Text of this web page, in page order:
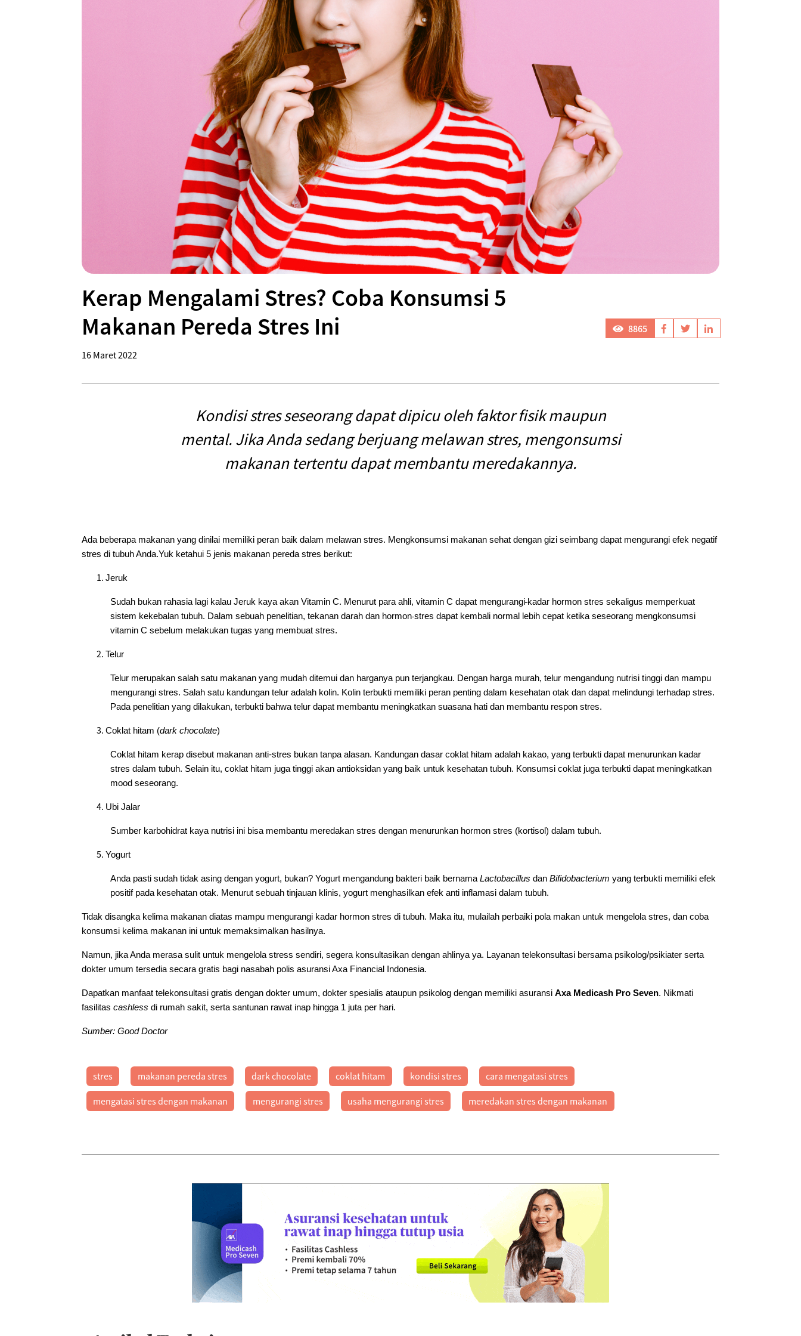
Kerap Mengalami Stres? Coba Konsumsi 5
Makanan Pereda Stres Ini
16 Maret 2022
8865
Kondisi stres seseorang dapat dipicu oleh faktor fisik maupun
mental. Jika Anda sedang berjuang melawan stres, mengonsumsi
makanan tertentu dapat membantu meredakannya.
Ada beberapa makanan yang dinilai memiliki peran baik dalam melawan stres. Mengkonsumsi makanan sehat dengan gizi seimbang dapat mengurangi efek negatif
stres di tubuh Anda.Yuk ketahui 5 jenis makanan pereda stres berikut:
Jeruk
Sudah bukan rahasia lagi kalau Jeruk kaya akan Vitamin C. Menurut para ahli, vitamin C dapat mengurangi kadar hormon stres sekaligus memperkuat
sistem kekebalan tubuh. Dalam sebuah penelitian, tekanan darah dan hormon stres dapat kembali normal lebih cepat ketika seseorang mengkonsumsi
vitamin C sebelum melakukan tugas yang membuat stres.
Telur
Telur merupakan salah satu makanan yang mudah ditemui dan harganya pun terjangkau. Dengan harga murah, telur mengandung nutrisi tinggi dan mampu
mengurangi stres. Salah satu kandungan telur adalah kolin. Kolin terbukti memiliki peran penting dalam kesehatan otak dan dapat melindungi terhadap stres.
Pada penelitian yang dilakukan, terbukti bahwa telur dapat membantu meningkatkan suasana hati dan membantu respon stres.
Coklat hitam (dark chocolate)
Coklat hitam kerap disebut makanan anti-stres bukan tanpa alasan. Kandungan dasar coklat hitam adalah kakao, yang terbukti dapat menurunkan kadar
stres dalam tubuh. Selain itu, coklat hitam juga tinggi akan antioksidan yang baik untuk kesehatan tubuh. Konsumsi coklat juga terbukti dapat meningkatkan
mood seseorang.
Ubi Jalar
Sumber karbohidrat kaya nutrisi ini bisa membantu meredakan stres dengan menurunkan hormon stres (kortisol) dalam tubuh.
Yogurt
Anda pasti sudah tidak asing dengan yogurt, bukan? Yogurt mengandung bakteri baik bernama Lactobacillus dan Bifidobacterium yang terbukti memiliki efek
positif pada kesehatan otak. Menurut sebuah tinjauan klinis, yogurt menghasilkan efek anti inflamasi dalam tubuh.
Tidak disangka kelima makanan diatas mampu mengurangi kadar hormon stres di tubuh. Maka itu, mulailah perbaiki pola makan untuk mengelola stres, dan coba
konsumsi kelima makanan ini untuk memaksimalkan hasilnya.
Namun, jika Anda merasa sulit untuk mengelola stress sendiri, segera konsultasikan dengan ahlinya ya. Layanan telekonsultasi bersama psikolog/psikiater serta
dokter umum tersedia secara gratis bagi nasabah polis asuransi Axa Financial Indonesia.
Dapatkan manfaat telekonsultasi gratis dengan dokter umum, dokter spesialis ataupun psikolog dengan memiliki asuransi Axa Medicash Pro Seven. Nikmati
fasilitas cashless di rumah sakit, serta santunan rawat inap hingga 1 juta per hari.
Sumber: Good Doctor
stres makanan pereda stres dark chocolate coklat hitam kondisi stres cara mengatasi stres
mengatasi stres dengan makanan mengurangi stres usaha mengurangi stres meredakan stres dengan makanan